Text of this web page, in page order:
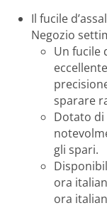
Il fucile
Negozio
Un fucile
sparare
Dotato
gli spari.
ora
ora